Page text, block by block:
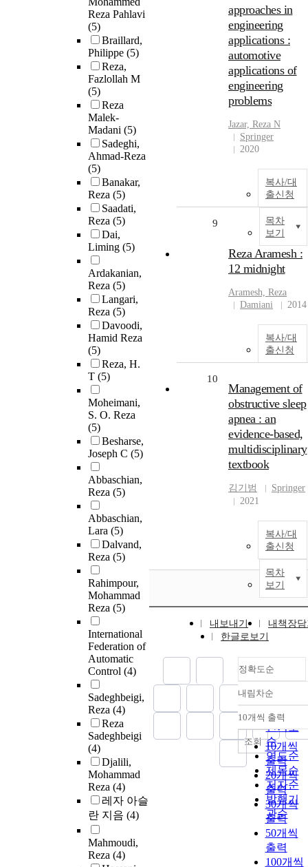
Reza Pahlavi
(5)
Braillard,
Philippe (5)
Reza,
Fazlollah M
(5)
Reza
Malek-
Madani (5)
Sadeghi,
Ahmad-Reza
(5)
Banakar,
Reza (5)
Saadati,
Reza (5)
Dai,
Liming (5)
Ardakanian,
Reza (5)
Langari,
Reza (5)
Davoodi,
Hamid Reza
(5)
Reza, H.
T (5)
Moheimani,
S. O. Reza
(5)
Besharse,
Joseph C (5)
Abbaschian,
Reza (5)
Abbaschian,
Lara (5)
Dalvand,
Reza (5)
Rahimpour,
Mohammad
Reza (5)
International
Federation of
Automatic
Control (4)
Sadeghbeigi,
Reza (4)
Reza
Sadeghbeigi
(4)
Djalili,
Mohammad
Reza (4)
레자 아슬
란 지음 (4)
Mahmoudi,
Reza (4)
approaches in
engineering
applications :
automotive
applications of
engineering
problems
Jazar, Reza N
Springer
2020
복사/대
출신청
목차
보기
9
Reza Aramesh :
12 midnight
Aramesh, Reza
Damiani
2014
복사/대
출신청
10
Management of
obstructive sleep
apnea : an
evidence-based,
multidisciplinary
textbook
김기범
Springer
2021
복사/대
출신청
목차
보기
내보내기
내책장
한글로보기
정확도순
정확도
순
인기도
순
연도순
제목순
저자순
발행기
관순
내림차순
내림차
10개씩 출력
10개씩
출력
20개씩
출력
30개씩
출력
50개씩
출력
100개씩
조회